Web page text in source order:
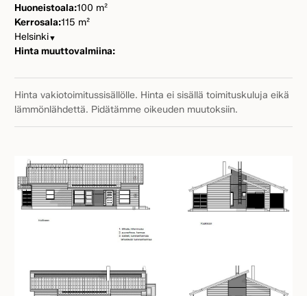
Huoneistoala:100 m²
Kerrosala:115 m²
Helsinki▼
Hinta muuttovalmiina:
Hinta vakiotoimitussisällölle. Hinta ei sisällä toimituskuluja eikä
lämmönlähdettä. Pidätämme oikeuden muutoksiin.